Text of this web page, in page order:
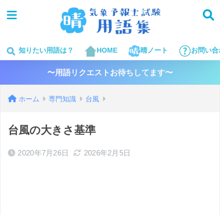
知りたい用語は？ HOME 晴ノート お問い
〜用語リクエストお待ちしてます〜
ホーム 専門知識 台風
台風の大きさ基準
2020年7月26日 2026年2月5日